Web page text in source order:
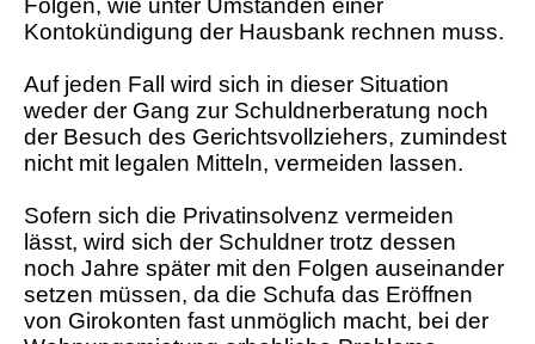
Folgen, wie unter Umständen einer
Kontokündigung der Hausbank rechnen muss.
Auf jeden Fall wird sich in dieser Situation
weder der Gang zur Schuldnerberatung noch
der Besuch des Gerichtsvollziehers, zumindest
nicht mit legalen Mitteln, vermeiden lassen.
Sofern sich die Privatinsolvenz vermeiden
lässt, wird sich der Schuldner trotz dessen
noch Jahre später mit den Folgen auseinander
setzen müssen, da die Schufa das Eröffnen
von Girokonten fast unmöglich macht, bei der